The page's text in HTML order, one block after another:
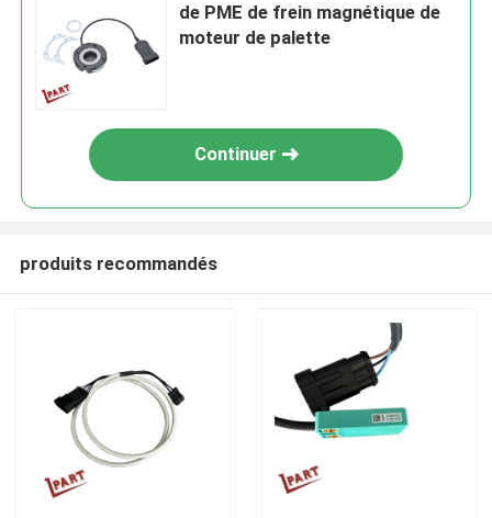
Maison
de PME de frein magnétique de
moteur de palette
Continuer
produits recommandés